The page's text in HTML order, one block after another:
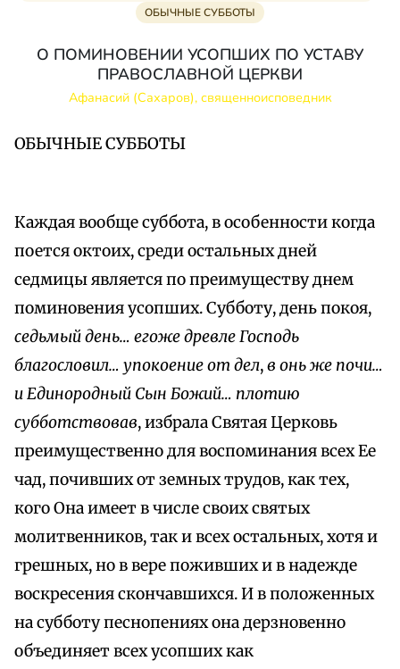
ОБЫЧНЫЕ СУББОТЫ
О ПОМИНОВЕНИИ УСОПШИХ ПО УСТАВУ
ПРАВОСЛАВНОЙ ЦЕРКВИ
Афанасий (Сахаров), священноисповедник
ОБЫЧНЫЕ СУББОТЫ
Каждая вообще суббота, в особенности когда
поется октоих, среди остальных дней
седмицы является по преимуществу днем
поминовения усопших. Субботу, день покоя,
седьмый день… егоже древле Господь
благословил… упокоение от дел,в онь же почи…
и Единородный Сын Божий… плотию
субботствовав, избрала Святая Церковь
преимущественно для воспоминания всех Ее
чад, почивших от земных трудов, как тех,
кого Она имеет в числе своих святых
молитвенников, так и всех остальных, хотя и
грешных, но в вере поживших и в надежде
воскресения скончавшихся. И в положенных
на субботу песнопениях она дерзновенно
объединяет всех усопших как